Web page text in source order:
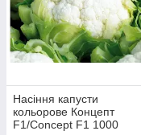
Насіння капусти
кольорове Концепт
F1/Concept F1 1000